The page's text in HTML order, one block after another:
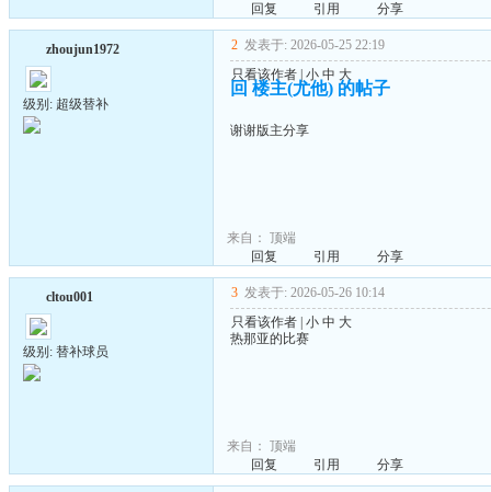
回复
引用 分享
zhoujun1972
级别: 超级替补
2 发表于: 2026-05-25 22:19
只看该作者 小 中 大
回 楼主(尤他) 的帖子
谢谢版主分享
来自： 顶端
回复
引用 分享
cltou001
级别: 替补球员
3 发表于: 2026-05-26 10:14
只看该作者 小 中 大
热那亚的比赛
来自： 顶端
回复
引用 分享